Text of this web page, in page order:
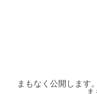
まもなく公開します
ま